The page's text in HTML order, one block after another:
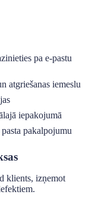
pa e-pastu
atgriešanas iemeslu
iepakojumā
pakalpojumu
klients, izņemot